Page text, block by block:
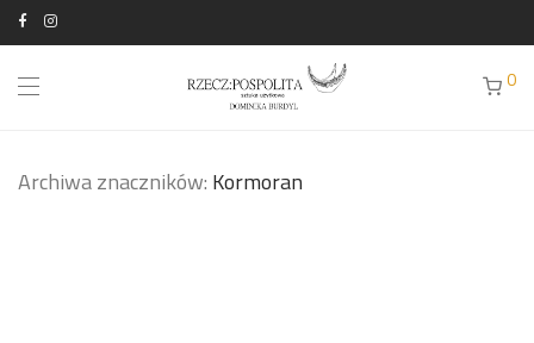
0
Archiwa znaczników: Kormoran